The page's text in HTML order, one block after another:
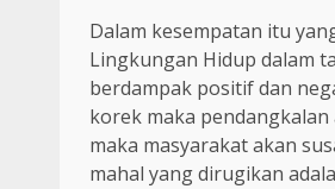
Dalam kesempatan itu
Lingkungan Hidup dalam
berdampak positif dan
korek maka
maka masyarakat akan
mahal yang dirugikan